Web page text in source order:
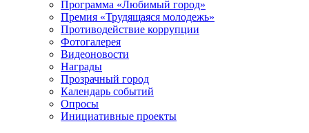
Программа «Любимый город»
Премия «Трудящаяся молодежь»
Противодействие коррупции
Фотогалерея
Видеоновости
Награды
Прозрачный город
Календарь событий
Опросы
Инициативные проекты